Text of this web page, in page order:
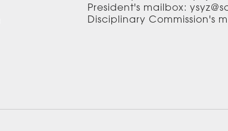
President's mailbox:
Disciplinary Commission's